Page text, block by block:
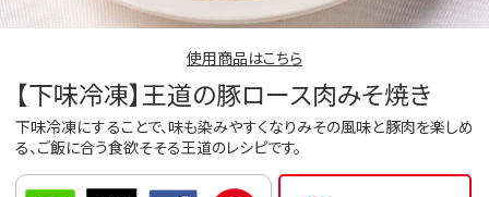
使用商品はこちら
【下味冷凍】王道の豚ロース肉みそ焼き
下味冷凍にすることで、味も染みやすくなりみその風味と豚肉を楽しめ
る、ご飯に合う食欲そそる王道のレシピです。